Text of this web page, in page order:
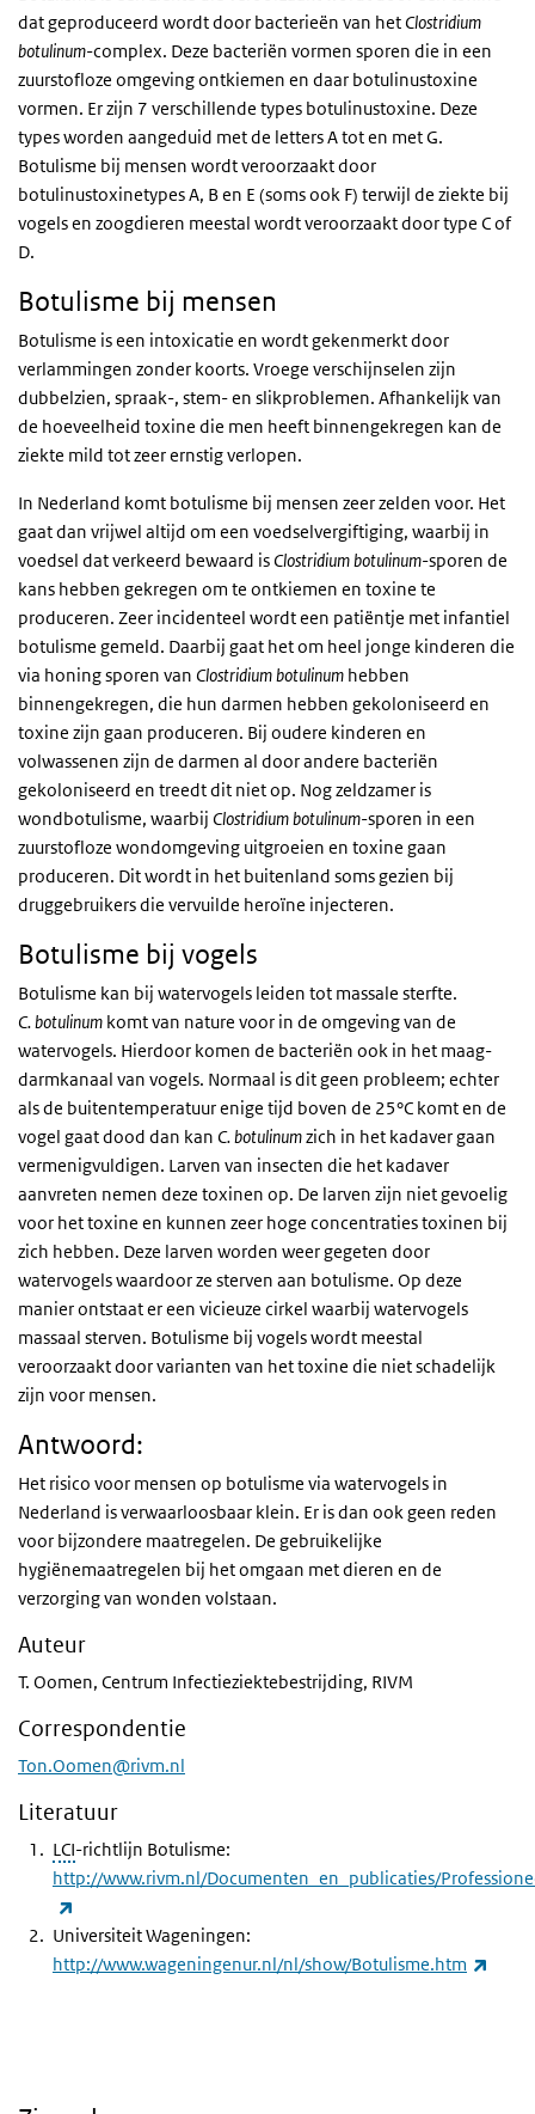
dat geproduceerd wordt door bacterieën van het Clostridium
botulinum-complex. Deze bacteriën vormen sporen die in een
zuurstofloze omgeving ontkiemen en daar botulinustoxine
vormen. Er zijn 7 verschillende types botulinustoxine. Deze
types worden aangeduid met de letters A tot en met G.
Botulisme bij mensen wordt veroorzaakt door
botulinustoxinetypes A, B en E (soms ook F) terwijl de ziekte bij
vogels en zoogdieren meestal wordt veroorzaakt door type C of
D.
Botulisme bij mensen
Botulisme is een intoxicatie en wordt gekenmerkt door
verlammingen zonder koorts. Vroege verschijnselen zijn
dubbelzien, spraak-, stem- en slikproblemen. Afhankelijk van
de hoeveelheid toxine die men heeft binnengekregen kan de
ziekte mild tot zeer ernstig verlopen.
In Nederland komt botulisme bij mensen zeer zelden voor. Het
gaat dan vrijwel altijd om een voedselvergiftiging, waarbij in
voedsel dat verkeerd bewaard is Clostridium botulinum-sporen de
kans hebben gekregen om te ontkiemen en toxine te
produceren. Zeer incidenteel wordt een patiëntje met infantiel
botulisme gemeld. Daarbij gaat het om heel jonge kinderen die
via honing sporen van Clostridium botulinum hebben
binnengekregen, die hun darmen hebben gekoloniseerd en
toxine zijn gaan produceren. Bij oudere kinderen en
volwassenen zijn de darmen al door andere bacteriën
gekoloniseerd en treedt dit niet op. Nog zeldzamer is
wondbotulisme, waarbij Clostridium botulinum-sporen in een
zuurstofloze wondomgeving uitgroeien en toxine gaan
produceren. Dit wordt in het buitenland soms gezien bij
druggebruikers die vervuilde heroïne injecteren.
Botulisme bij vogels
Botulisme kan bij watervogels leiden tot massale sterfte.
C. botulinum komt van nature voor in de omgeving van de
watervogels. Hierdoor komen de bacteriën ook in het maag-
darmkanaal van vogels. Normaal is dit geen probleem; echter
als de buitentemperatuur enige tijd boven de 25°C komt en de
vogel gaat dood dan kan C. botulinumzich in het kadaver gaan
vermenigvuldigen. Larven van insecten die het kadaver
aanvreten nemen deze toxinen op. De larven zijn niet gevoelig
voor het toxine en kunnen zeer hoge concentraties toxinen bij
zich hebben. Deze larven worden weer gegeten door
watervogels waardoor ze sterven aan botulisme. Op deze
manier ontstaat er een vicieuze cirkel waarbij watervogels
massaal sterven. Botulisme bij vogels wordt meestal
veroorzaakt door varianten van het toxine die niet schadelijk
zijn voor mensen.
Antwoord:
Het risico voor mensen op botulisme via watervogels in
Nederland is verwaarloosbaar klein. Er is dan ook geen reden
voor bijzondere maatregelen. De gebruikelijke
hygiënemaatregelen bij het omgaan met dieren en de
verzorging van wonden volstaan.
Auteur
T. Oomen, Centrum Infectieziektebestrijding, RIVM
Correspondentie
Ton.Oomen@rivm.nl
Literatuur
LCI-richtlijn Botulisme:
http://www.rivm.nl/Documenten_en_publicaties/
Universiteit Wageningen:
http://www.wageningenur.nl/nl/show/Botulisme.htm